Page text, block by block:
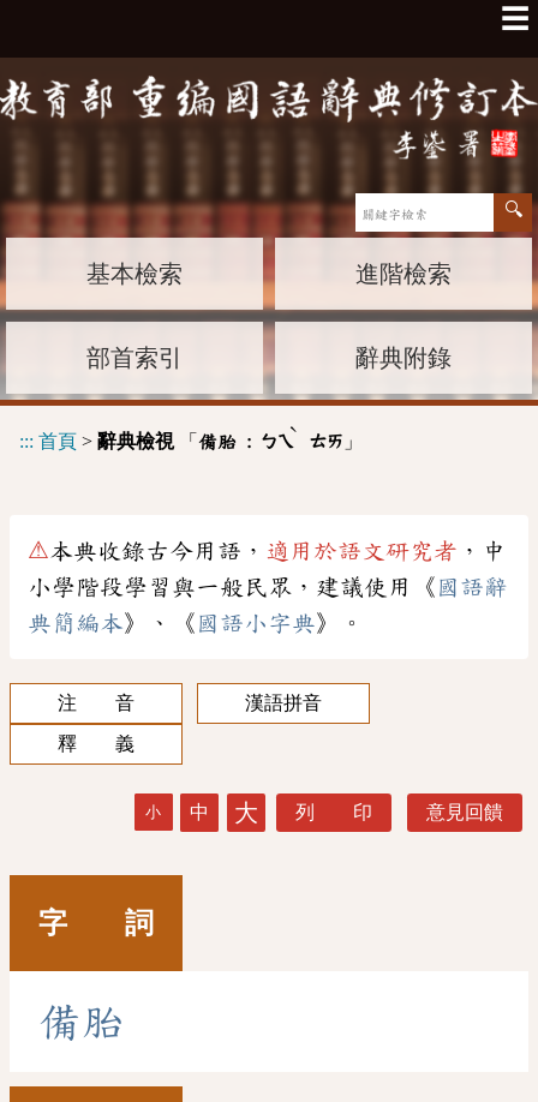
☰
基本檢索 進階檢索
部首索引 辭典附錄
::: 首頁 > 辭典檢視「 備胎 : ㄅㄟ
ˋ
ㄊㄞ 」
⚠本典收錄古今用語， 適用於語文研究者 ，中
小學階段學習與一般民眾，建議使用《 國語辭
典簡編本》、《 國語小字典》。
注 音
漢語拼音
釋 義
小 中 大 列 印 意見回饋
字 詞
備胎